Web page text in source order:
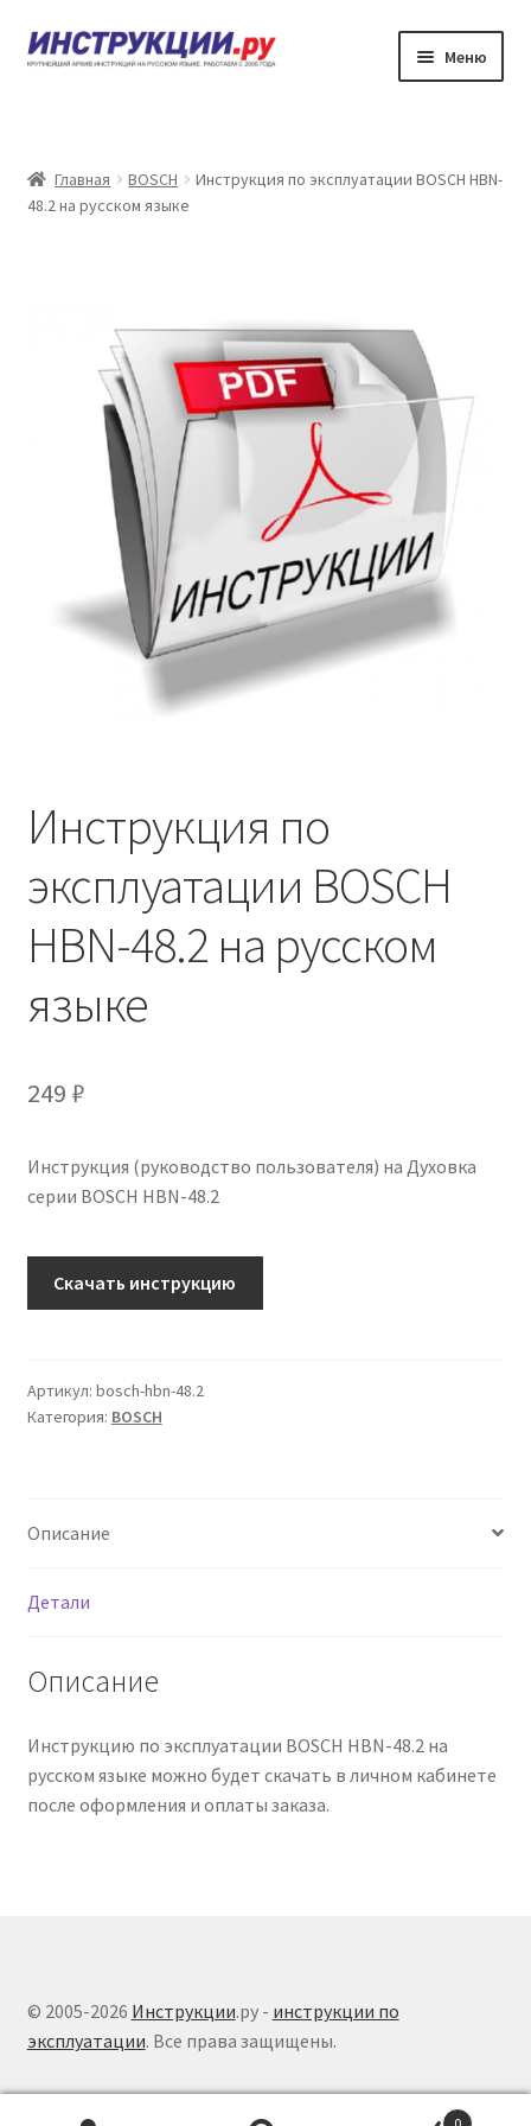
Перейти
к
Перейти
к
Меню
Каталог инструкций по эксплуатации
Контакты
Главная BOSCH
Инструкция по эксплуатации BOSCH HBN-
48.2 на русском языке
Инструкция по
эксплуатации BOSCH
HBN-48.2 на русском
языке
249 ₽
Инструкция (руководство пользователя) на Духовка
серии BOSCH HBN-48.2
BOSCH
HBN-
языке
Скачать инструкцию
Артикул: bosch-hbn-48.2
Категория: BOSCH
Описание
Детали
Описание
Инструкцию по эксплуатации BOSCH HBN-48.2 на
русском языке можно будет скачать в личном кабинете
после оформления и оплаты заказа.
© 2005-2026 Инструкции.ру - инструкции по
эксплуатации. Все права защищены.